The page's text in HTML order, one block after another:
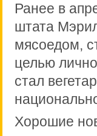
Ранее в
штата
мясоедом,
целью
стал
Хорошие